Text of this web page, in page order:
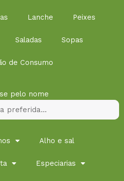
Lanche Peixes
Saladas Sopas
de Consumo
pelo nome
Alho e sal
Especiarias